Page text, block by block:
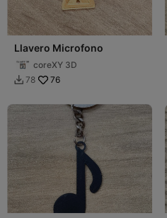
Llavero Microfono
coreXY 3D
 78 76